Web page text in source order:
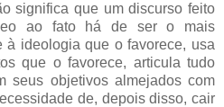
significa que um discurso feito
ao fato há de ser o mais
à ideologia que o favorece, usa
que o favorece, articula tudo
seus objetivos almejados com
de, depois disso, cair